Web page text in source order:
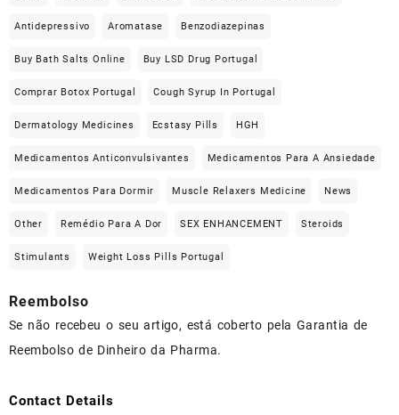
Antidepressivo Aromatase Benzodiazepinas
Buy Bath Salts Online Buy LSD Drug Portugal
Comprar Botox Portugal Cough Syrup In Portugal
Dermatology Medicines Ecstasy Pills HGH
Medicamentos Anticonvulsivantes Medicamentos Para A Ansiedade
Medicamentos Para Dormir Muscle Relaxers Medicine News
Other Remédio Para A Dor SEX ENHANCEMENT Steroids
Stimulants Weight Loss Pills Portugal
Reembolso
Se não recebeu o seu artigo, está coberto pela Garantia de
Reembolso de Dinheiro da Pharma.
Contact Details